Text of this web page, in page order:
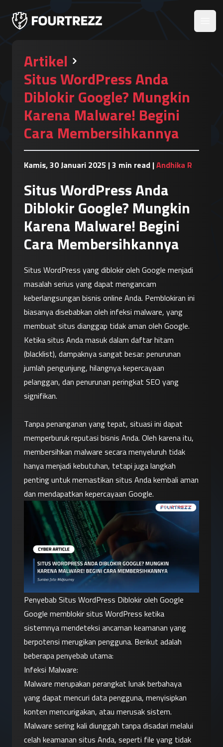
Artikel
Situs WordPress Anda
Diblokir Google? Mungkin
Karena Malware! Begini
Cara Membersihkannya
Kamis, 30 Januari 2025 |3 min read |Andhika R
Situs WordPress Anda
Diblokir Google? Mungkin
Karena Malware! Begini
Cara Membersihkannya
Situs WordPress yang diblokir oleh Google menjadi
masalah serius yang dapat mengancam
keberlangsungan bisnis online Anda. Pemblokiran ini
biasanya disebabkan oleh infeksi malware, yang
membuat situs dianggap tidak aman oleh Google.
Ketika situs Anda masuk dalam daftar hitam
(blacklist), dampaknya sangat besar: penurunan
jumlah pengunjung, hilangnya kepercayaan
pelanggan, dan penurunan peringkat SEO yang
signifikan.
Tanpa penanganan yang tepat, situasi ini dapat
memperburuk reputasi bisnis Anda. Oleh karena itu,
membersihkan malware secara menyeluruh tidak
hanya menjadi kebutuhan, tetapi juga langkah
penting untuk memastikan situs Anda kembali aman
dan mendapatkan kepercayaan Google.
Penyebab Situs WordPress Diblokir oleh Google
Google memblokir situs WordPress ketika
sistemnya mendeteksi ancaman keamanan yang
berpotensi merugikan pengguna. Berikut adalah
beberapa penyebab utama:
Infeksi Malware:
Malware merupakan perangkat lunak berbahaya
yang dapat mencuri data pengguna, menyisipkan
konten mencurigakan, atau merusak sistem.
Malware sering kali diunggah tanpa disadari melalui
celah keamanan situs Anda, seperti file yang tidak